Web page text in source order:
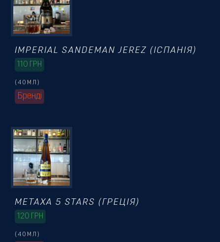
Галерея
Резервація
Бренді
(40МЛ)
IMPERIAL SANDEMAN JEREZ (ІСПАНІЯ)
110 ГРН
(40МЛ)
METAXA 5 STARS (ГРЕЦІЯ)
120 ГРН